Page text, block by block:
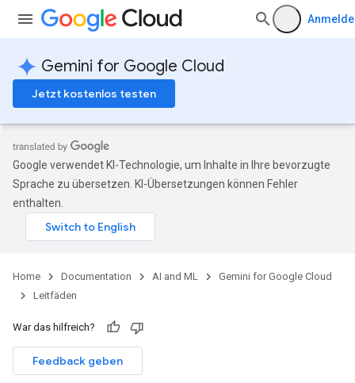
Gemini for Google Cloud
Jetzt kostenlos testen
Google verwendet KI-Technologie, um Inhalte in Ihre bevorzugte
Sprache zu übersetzen. KI-Übersetzungen können Fehler
enthalten.
Home Documentation AI and ML
Gemini for Google Cloud
Leitfäden
War das hilfreich?
Feedback geben